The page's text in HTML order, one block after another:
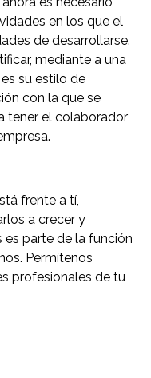
en los que el
de desarrollarse.
mediante a una
su estilo de
con la que se
tener el colaborador
frente a tí,
a crecer y
es parte de la función
Permítenos
profesionales de tu